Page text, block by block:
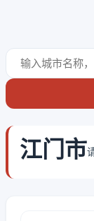
江门市